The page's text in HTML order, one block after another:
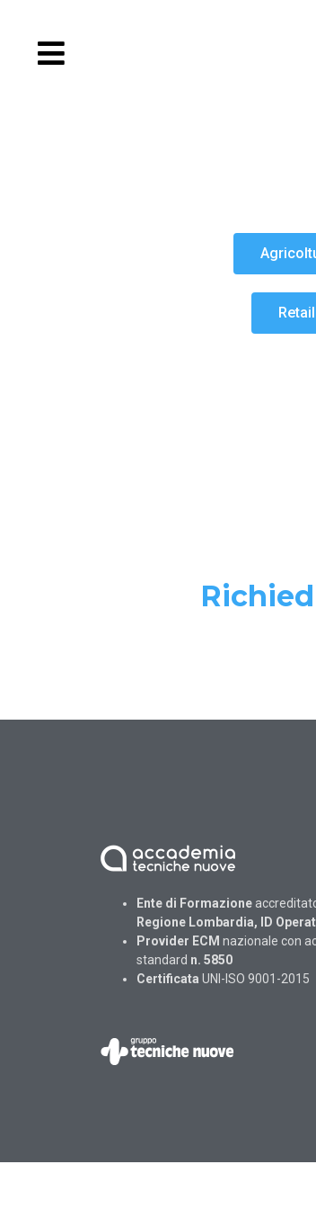
Retail
Ente di Formazione
Regione Lombardia, ID
Provider ECM nazionale con
standard n. 5850
Certificata UNI-ISO 9001-2015